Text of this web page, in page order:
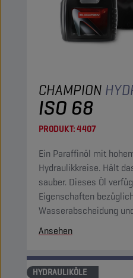
CHAMPION
ISO 68
PRODUKT:4407
Ein Paraffinöl mit
Hydraulikkreise. Hält
sauber. Dieses Öl
Eigenschaften
Wasserabscheidung
Ansehen
HYDRAULIKÖLE